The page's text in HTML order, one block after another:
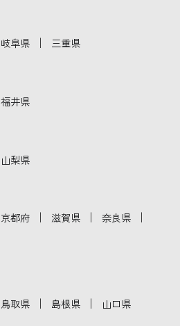
岐阜県 ｜ 三重県
福井県
山梨県
京都府 ｜ 滋賀県 ｜ 奈良県 ｜
鳥取県 ｜ 島根県 ｜ 山口県